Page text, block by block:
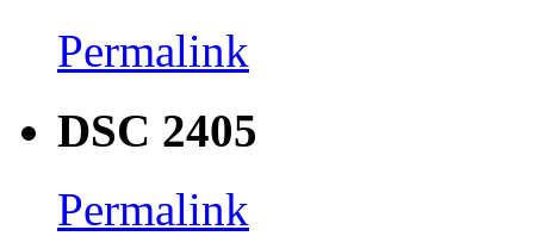
Permalink
DSC 2405
Permalink